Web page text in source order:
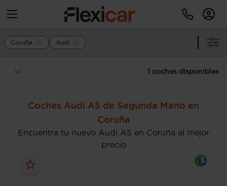
Coruña Audi
1 coches disponibles
Coches Audi A5 de Segunda Mano en
Coruña
Encuentra tu nuevo Audi A5 en Coruña al mejor
precio